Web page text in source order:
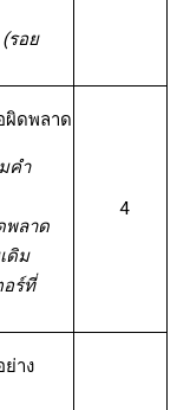
รอย
ผิดพลาด
คำ
พลาด
ดิม
อร์ที่
4
าง